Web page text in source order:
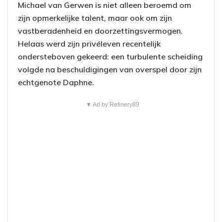
Michael van Gerwen is niet alleen beroemd om
zijn opmerkelijke talent, maar ook om zijn
vastberadenheid en doorzettingsvermogen.
Helaas werd zijn privéleven recentelijk
ondersteboven gekeerd: een turbulente scheiding
volgde na beschuldigingen van overspel door zijn
echtgenote Daphne.
▼ Ad by Refinery89